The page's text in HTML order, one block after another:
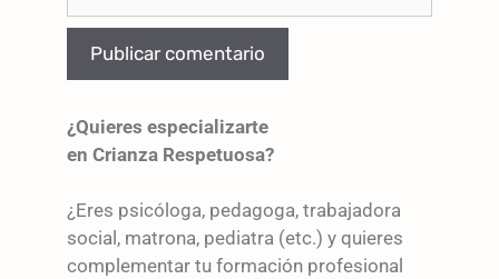
¿Quieres especializarte
en Crianza Respetuosa?
¿Eres psicóloga, pedagoga, trabajadora
social, matrona, pediatra (etc.) y quieres
complementar tu formación profesional